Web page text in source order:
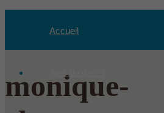
Accueil
Avis de décès
monique-